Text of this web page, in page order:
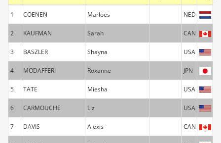
1 COENEN Marloes NED
2 KAUFMAN Sarah CAN
3 BASZLER Shayna USA
4 MODAFFERI Roxanne JPN
5 TATE Miesha USA
6 CARMOUCHE Liz USA
7 DAVIS Alexis CAN